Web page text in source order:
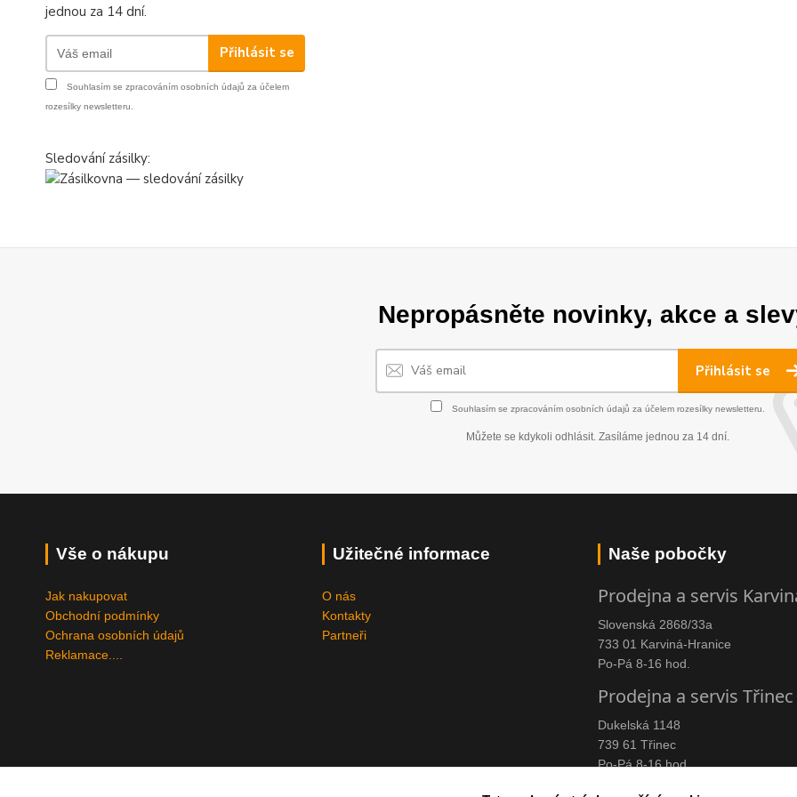
jednou za 14 dní.
Přihlásit se
Souhlasím se zpracováním osobních údajů za účelem
rozesílky newsletteru.
Sledování zásilky:
Nepropásněte novinky, akce a
Přihlásit se
Souhlasím se zpracováním osobních údajů za účelem rozesílky newsletteru.
Můžete se kdykoli odhlásit. Zasíláme jednou za 14 dní.
Vše o nákupu
Jak nakupovat
Obchodní podmínky
Ochrana osobních údajů
Reklamace....
Užitečné informace
O nás
Kontakty
Partneři
Naše pobočky
Prodejna a servis
Slovenská 2868/33a
733 01 Karviná-Hranice
Po-Pá 8-16 hod.
Prodejna a servis Třinec
Dukelská 1148
739 61 Třinec
Po-Pá 8-16 hod.